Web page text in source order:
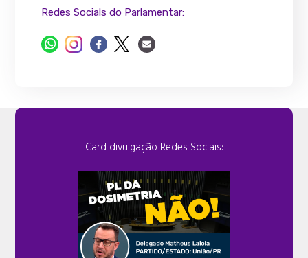
Redes Socials do Parlamentar:
Card divulgação Redes Sociais: